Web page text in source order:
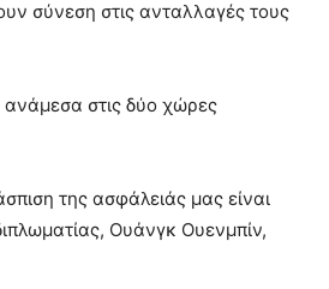
σύνεση στις ανταλλαγές τους
ανάμεσα στις δύο χώρες
της ασφάλειάς μας είναι
Ουάνγκ Ουενμπίν,